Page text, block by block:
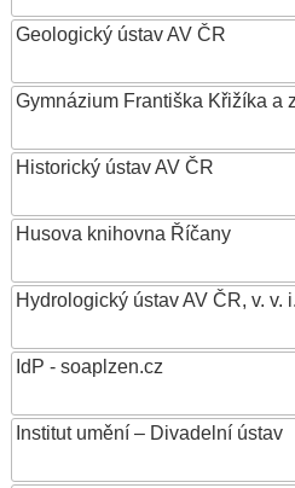
Geologický ústav AV ČR
Gymnázium Františka Křižíka a
Historický ústav AV ČR
Husova knihovna Říčany
Hydrologický ústav AV ČR, v. v. i.
IdP - soaplzen.cz
Institut umění – Divadelní ústav